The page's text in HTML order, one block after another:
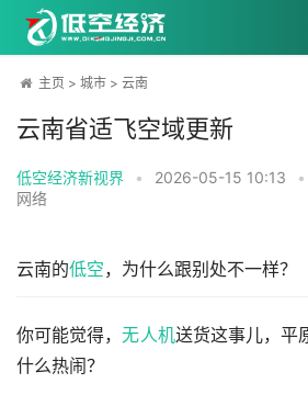
主页 > 城市 > 云南
云南省适飞空域更新
低空经济新视界 • 2026-05-15 10:13 •
网络
云南的低空，为什么跟别处不一样？
你可能觉得，无人机送货这事儿，平
什么热闹？